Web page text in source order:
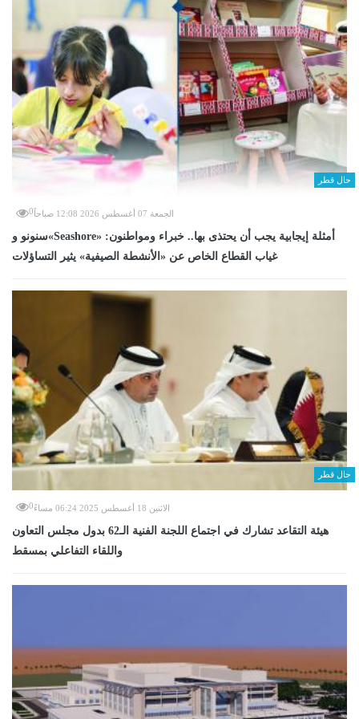
حال قطر
الجمعة 07 أغسطس 2026 12:08 صباحاً 0
سنونو و«Seashore» أمثلة إيجابية يجب أن يحتذى بها.. خبراء ومواطنون:
غياب القطاع الخاص عن «الأنشطة الصيفية» يثير التساؤلات
حال قطر
الاثنين 18 أغسطس 2025 06:24 مساءً 0
هيئة التقاعد تشارك في اجتماع اللجنة الفنية الـ62 بدول مجلس التعاون
واللقاء التفاعلي بمسقط